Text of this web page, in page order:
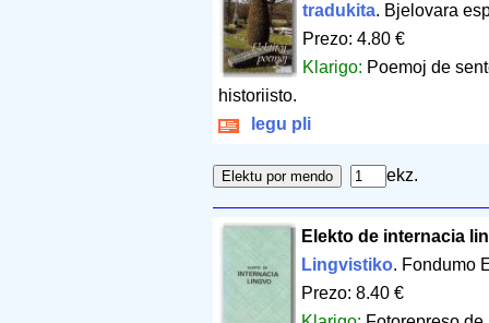
tradukita. Bjelovara
Prezo: 4.80 €
Klarigo: Poemoj de
historiisto.
legu pli
ekz.
Elekto de internacia
Lingvistiko. Fondumo
Prezo: 8.40 €